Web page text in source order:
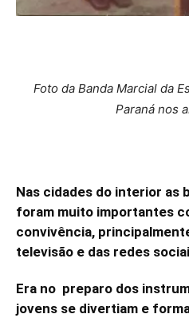
Foto da Banda Marcial da
Paraná nos
Nas cidades do interior as
foram muito importantes
convivência,
televisão e das redes
Era no preparo dos
jovens se divertiam e